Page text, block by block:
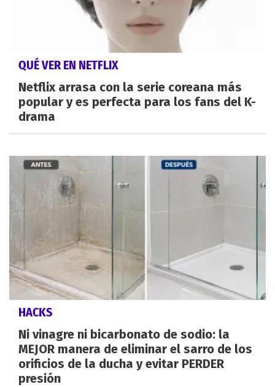
QUÉ VER EN NETFLIX
Netflix arrasa con la serie coreana más
popular y es perfecta para los fans del K-
drama
HACKS
Ni vinagre ni bicarbonato de sodio: la
MEJOR manera de eliminar el sarro de los
orificios de la ducha y evitar PERDER
presión